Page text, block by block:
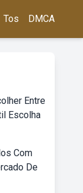
Tos DMCA
Entre
Escolha
Com
De